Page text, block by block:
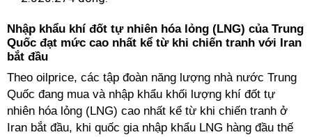
Nhập khẩu khí đốt tự nhiên hóa lỏng (LNG) của Trung
Quốc đạt mức cao nhất kể từ khi chiến tranh với Iran
bắt đầu
Theo oilprice, các tập đoàn năng lượng nhà nước Trung
Quốc đang mua và nhập khẩu khối lượng khí đốt tự
nhiên hóa lỏng (LNG) cao nhất kể từ khi chiến tranh ở
Iran bắt đầu, khi quốc gia nhập khẩu LNG hàng đầu thế